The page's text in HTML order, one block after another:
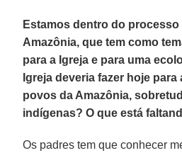
Estamos dentro do
Amazônia, que tem como
para a Igreja e para uma
Igreja deveria fazer hoje
povos da Amazônia,
indígenas? O que está
Os padres tem que conhecer